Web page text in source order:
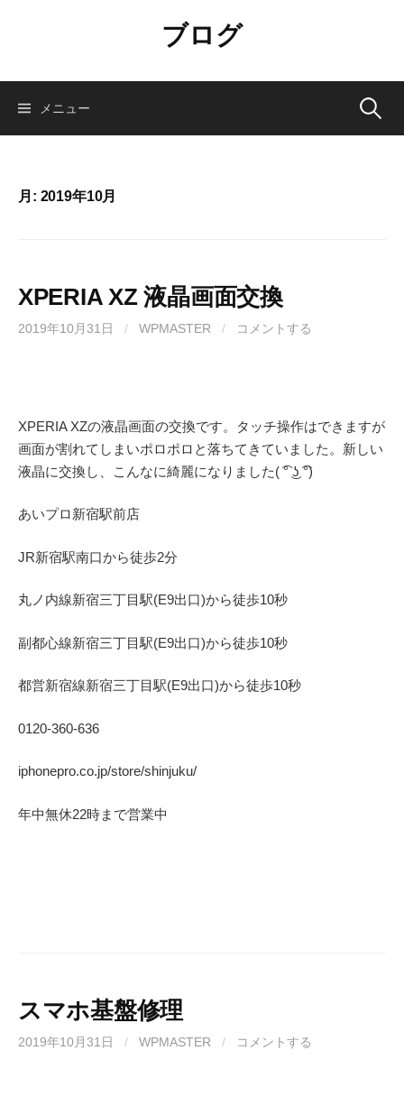
ン
ブログ
メニュー 検
月: 2019年10月
XPERIA XZ 液晶画面交換
2019年10月31日 / WPMASTER / コメントする
XPERIA XZの液晶画面の交換です。タッチ操作はできますが
画面が割れてしまいポロポロと落ちてきていました。新しい
液晶に交換し、こんなに綺麗になりました( ͡° ͜ʖ ͡°)
あいプロ新宿駅前店
JR新宿駅南口から徒歩2分
丸ノ内線新宿三丁目駅(E9出口)から徒歩10秒
副都心線新宿三丁目駅(E9出口)から徒歩10秒
都営新宿線新宿三丁目駅(E9出口)から徒歩10秒
0120-360-636
iphonepro.co.jp/store/shinjuku/
年中無休22時まで営業中
スマホ基盤修理
2019年10月31日 / WPMASTER / コメントする